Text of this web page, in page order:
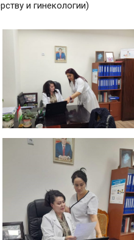
и гинекологии)